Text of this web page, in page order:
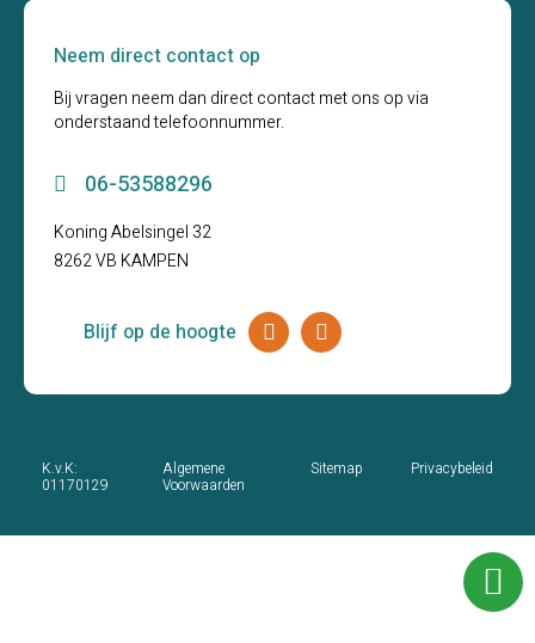
Neem direct contact op
Bij vragen neem dan direct contact met ons op via
onderstaand telefoonnummer.
06-53588296
Koning Abelsingel 32
8262 VB KAMPEN
Blijf op de hoogte
K.v.K:
01170129
Algemene
Voorwaarden
Sitemap Privacybeleid